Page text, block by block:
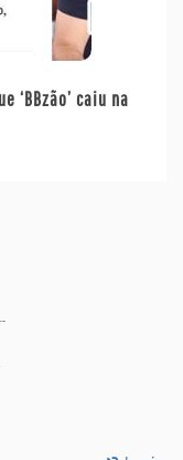
‘BBzão’ caiu na